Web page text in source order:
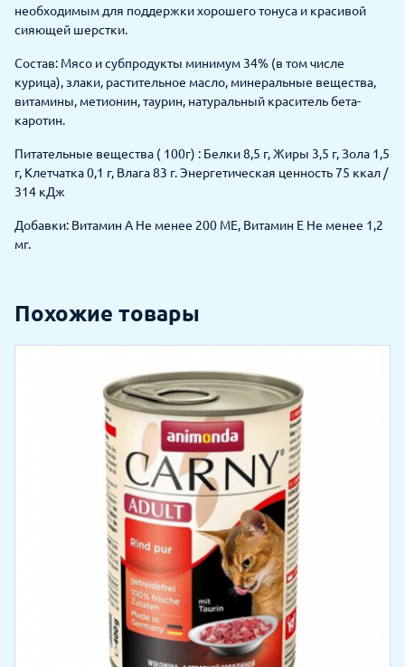
необходимым для поддержки хорошего тонуса и красивой
сияющей шерстки.
Состав: Мясо и субпродукты минимум 34% (в том числе
курица), злаки, растительное масло, минеральные вещества,
витамины, метионин, таурин, натуральный краситель бета-
каротин.
Питательные вещества ( 100г) : Белки 8,5 г, Жиры 3,5 г, Зола 1,5
г, Клетчатка 0,1 г, Влага 83 г. Энергетическая ценность 75 ккал /
314 кДж
Добавки: Витамин А Не менее 200 ME, Витамин Е Не менее 1,2
мг.
Похожие товары